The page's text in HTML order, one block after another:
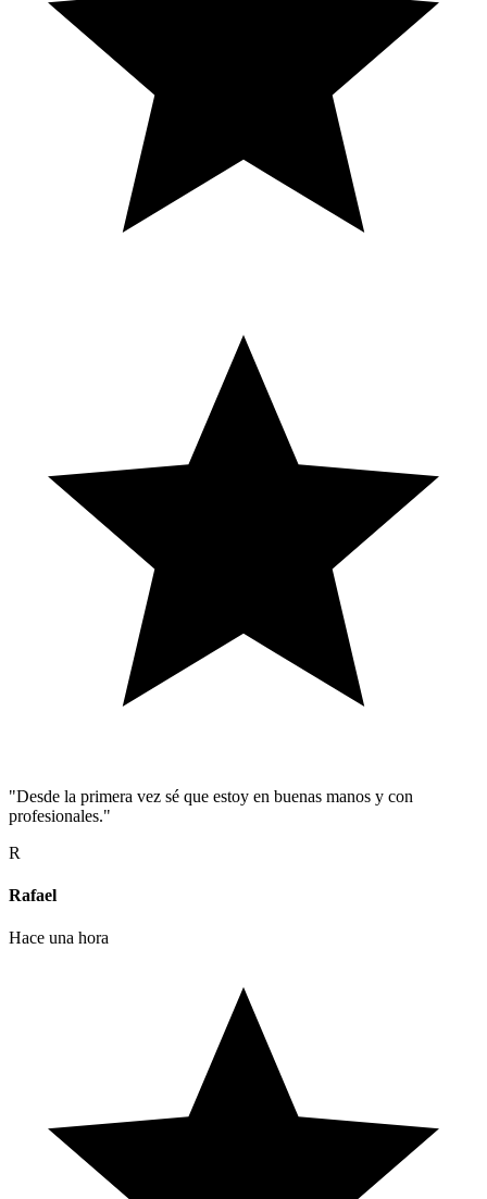
"Desde la primera vez sé que estoy en buenas manos y con
profesionales."
R
Rafael
Hace una hora